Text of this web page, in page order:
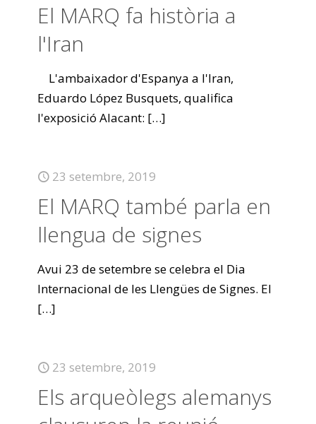
El MARQ fa història a
l'Iran
L'ambaixador d'Espanya a l'Iran,
Eduardo López Busquets, qualifica
l'exposició Alacant: […]
23 setembre, 2019
El MARQ també parla en
llengua de signes
Avui 23 de setembre se celebra el Dia
Internacional de les Llengües de Signes. El
[…]
23 setembre, 2019
Els arqueòlegs alemanys